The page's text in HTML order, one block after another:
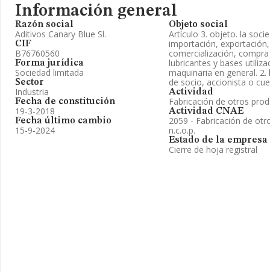
Información general
Razón social
Aditivos Canary Blue Sl.
CIF
B76760560
Forma jurídica
Sociedad limitada
Sector
Industria
Fecha de constitución
19-3-2018
Fecha último cambio
15-9-2024
Objeto social
Artículo 3. objeto. la
importación,
comercialización,
lubricantes y bases
maquinaria en general.
de socio, accionista o
Actividad
Fabricación de otros
Actividad CNAE
2059 - Fabricación de
n.c.o.p.
Estado de la empresa
Cierre de hoja registral